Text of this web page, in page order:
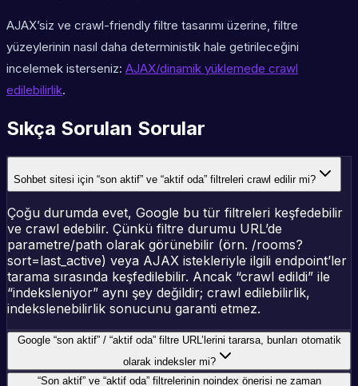
AJAX’siz ve crawl-friendly filtre tasarımı üzerine, filtre
yüzeylerinin nasıl daha deterministik hale getirileceğini
incelemek isterseniz: AJAX/dinamik yüklemede crawl
edilebilirlik.
Sıkça Sorulan Sorular
Sohbet sitesi için “son aktif” ve “aktif oda” filtreleri crawl edilir mi?
Çoğu durumda evet, Google bu tür filtreleri keşfedebilir
ve crawl edebilir. Çünkü filtre durumu URL’de
parametre/path olarak görünebilir (örn. /rooms?
sort=last_active) veya AJAX istekleriyle ilgili endpoint’ler
tarama sırasında keşfedilebilir. Ancak “crawl edildi” ile
“indeksleniyor” aynı şey değildir; crawl edilebilirlik,
indekslenebilirlik sonucunu garanti etmez.
Google “son aktif” / “aktif oda” filtre URL’lerini tararsa, bunları otomatik
olarak indeksler mi?
“Son aktif” ve “aktif oda” filtrelerinin noindex önerisi ne zaman